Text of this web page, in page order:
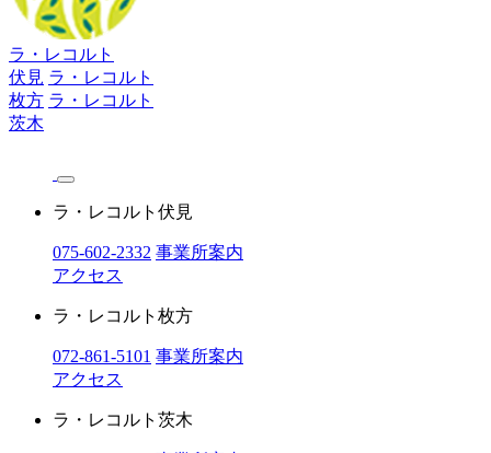
ラ・レコルト
伏見 ラ・レコルト
枚方 ラ・レコルト
茨木
ラ・レコルト伏見
075-602-2332 事業所案内
アクセス
ラ・レコルト枚方
072-861-5101 事業所案内
アクセス
ラ・レコルト茨木